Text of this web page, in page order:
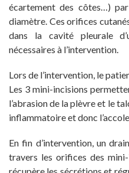
écartement des côtes…)
diamètre. Ces orifices
dans la cavité pleurale
nécessaires à l’intervention.
Lors de l’intervention, le
Les 3 mini-incisions
l’abrasion de la plèvre et le
inflammatoire et donc
En fin d’intervention, un
travers les orifices des